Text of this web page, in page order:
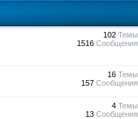
102Темы
1516Сообщения
16Темы
157Сообщения
4Темы
13Сообщения